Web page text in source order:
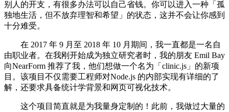
别人的开支，有很多办法可以自己省钱。你可以进入一种「孤
独地生活，但不放弃理智和希望」的状态，这并不会让你感到
十分难受。
在 2017 年 9 月至 2018 年 10 月期间，我一直都是一名自
由职业者。在我刚开始成为独立研究者时，我的朋友 Emil Bay
向NearForm 推荐了我，他们想做一个名为「clinic.js」的新项
目。该项目不仅需要工程师对Node.js 的内部实现有详细的了
解，还要求具备统计学背景和网页可视化技术。
这个项目简直就是为我量身定制的！此前，我做过大量的